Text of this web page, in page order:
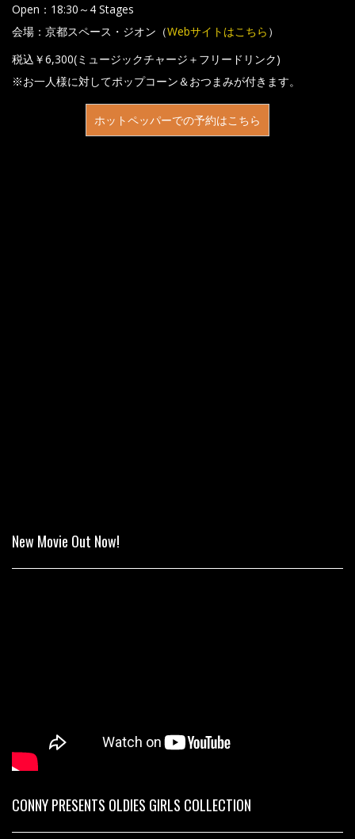
Open：18:30～4 Stages
会場：京都スペース・ジオン（Webサイトはこちら ）
税込￥6,300(ミュージックチャージ＋フリードリンク)
※お一人様に対してポップコーン＆おつまみが付きます。
ホットペッパーでの予約はこちら
New Movie Out Now!
CONNY PRESENTS OLDIES GIRLS COLLECTION